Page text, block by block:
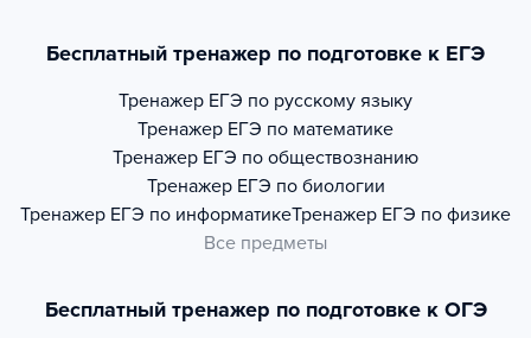
Бесплатный тренажер по подготовке к ЕГЭ
Тренажер ЕГЭ по русскому языку
Тренажер ЕГЭ по математике
Тренажер ЕГЭ по обществознанию
Тренажер ЕГЭ по биологии
Тренажер ЕГЭ по информатикеТренажер ЕГЭ по физике
Все предметы
Бесплатный тренажер по подготовке к ОГЭ